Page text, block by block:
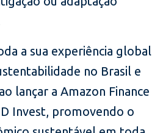
a sua experiência global
no Brasil e
lançar a Amazon Finance
Invest, promovendo o